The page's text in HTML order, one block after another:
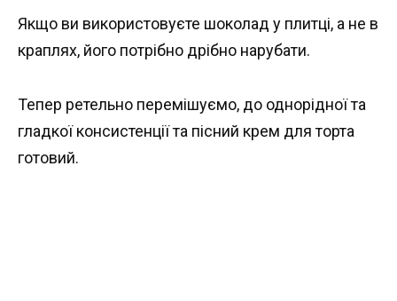
Якщо ви використовуєте шоколад у плитці, а не в
краплях, його потрібно дрібно нарубати.
Тепер ретельно перемішуємо, до однорідної та
гладкої консистенції та пісний крем для торта
готовий.